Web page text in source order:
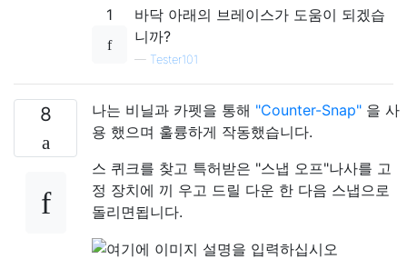
1
바닥 아래의 브레이스가 도움이 되겠습
니까?
— Tester101
8 나는 비닐과 카펫을 통해 "Counter-Snap" 을 사
용 했으며 훌륭하게 작동했습니다.
스 퀴크를 찾고 특허받은 "스냅 오프"나사를 고
정 장치에 끼 우고 드릴 다운 한 다음 스냅으로
돌리면됩니다.